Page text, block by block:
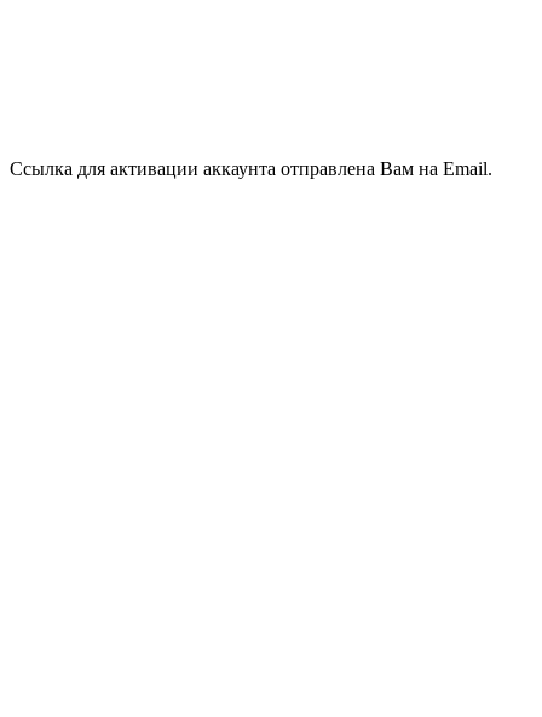
Ссылка для активации аккаунта отправлена Вам на Email.